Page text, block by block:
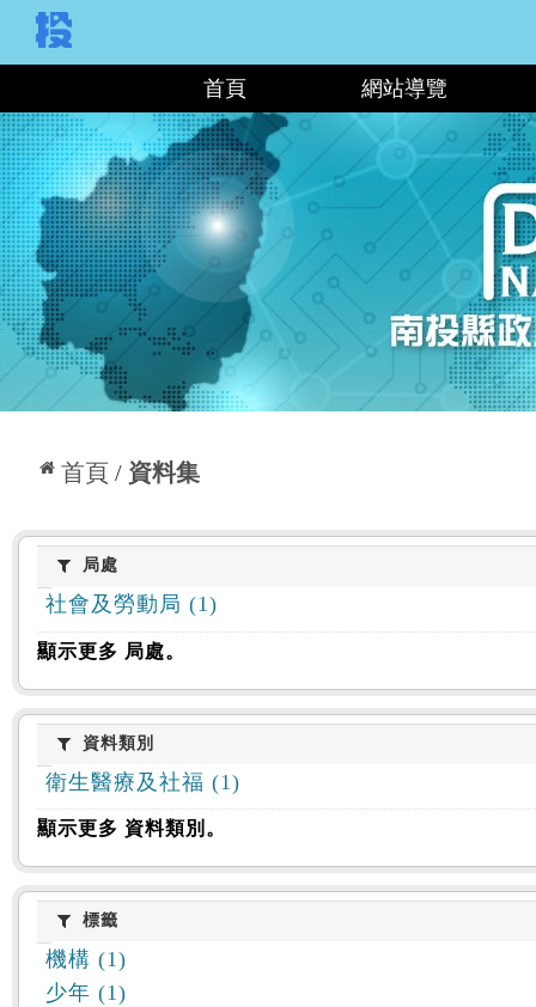
首頁 網站導覽
首頁 資料集
:::
局處局處
社會及勞動局 (1)
顯示更多 局處。
資料類別
資料類別
衛生醫療及社福 (1)
顯示更多 資料類別。
標籤標籤
機構 (1)
少年 (1)